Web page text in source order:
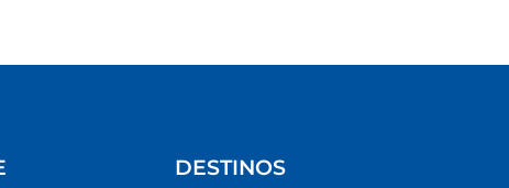
DESTINOS